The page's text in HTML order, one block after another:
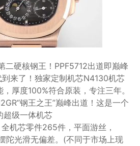
二硬核钢王！PPF5712出道即巅峰
来了！独家定制机芯N4130机芯
厚度100%符合原装，专注三年。
钢王之王”巅峰出道！这是一个
超级一体机芯
机芯零件265件，平面游丝，
陀光滑无偏差。(不同于市场上现